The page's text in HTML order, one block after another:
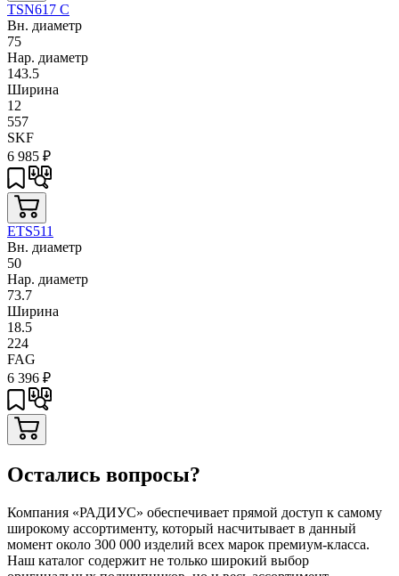
TSN617 C
Вн. диаметр
75
Нар. диаметр
143.5
Ширина
12
557
SKF
6 985 ₽
ETS511
Вн. диаметр
50
Нар. диаметр
73.7
Ширина
18.5
224
FAG
6 396 ₽
Остались вопросы?
Компания «РАДИУС» обеспечивает прямой доступ к самому
широкому ассортименту, который насчитывает в данный
момент около 300 000 изделий всех марок премиум-класса.
Наш каталог содержит не только широкий выбор